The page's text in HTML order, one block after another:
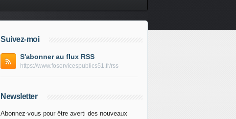
Suivez-moi
S'abonner au flux RSS
https://www.foservicespublics51.fr/rss
Newsletter
Abonnez-vous pour être averti des nouveaux